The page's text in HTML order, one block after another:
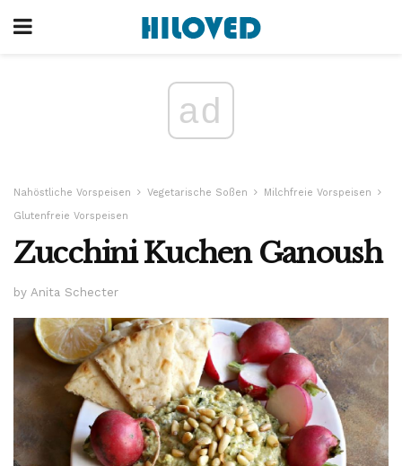
ad
Nahöstliche Vorspeisen Vegetarische Soßen
Milchfreie Vorspeisen
Glutenfreie Vorspeisen
Zucchini Kuchen Ganoush
by Anita Schecter